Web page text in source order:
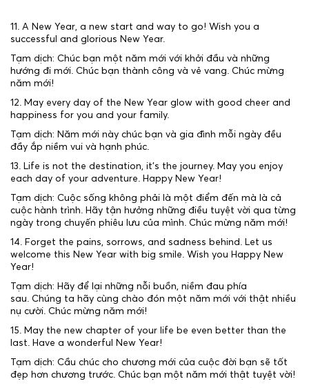
11. A New Year, a new start and way to go! Wish you a
successful and glorious New Year.
Tạm dịch: Chúc bạn một năm mới với khởi đầu và những
hướng đi mới. Chúc bạn thành công và vẻ vang. Chúc mừng
năm mới!
12. May every day of the New Year glow with good cheer and
happiness for you and your family.
Tạm dịch: Năm mới này chúc bạn và gia đình mỗi ngày đều
đầy ắp niềm vui và hạnh phúc.
13. Life is not the destination, it’s the journey. May you enjoy
each day of your adventure. Happy New Year!
Tạm dịch: Cuộc sống không phải là một điểm đến mà là cả
cuộc hành trình. Hãy tận hưởng những điều tuyệt vời qua từng
ngày trong chuyến phiêu lưu của mình. Chúc mừng năm mới!
14. Forget the pains, sorrows, and sadness behind. Let us
welcome this New Year with big smile. Wish you Happy New
Year!
Tạm dịch: Hãy để lại những nỗi buồn, niềm đau phía
sau. Chúng ta hãy cùng chào đón một năm mới với thật nhiều
nụ cười. Chúc mừng năm mới!
15. May the new chapter of your life be even better than the
last. Have a wonderful New Year!
Tạm dịch: Cầu chúc cho chương mới của cuộc đời bạn sẽ tốt
đẹp hơn chương trước. Chúc bạn một năm mới thật tuyệt vời!